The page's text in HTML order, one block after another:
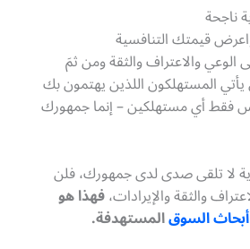
ناجحة
الوعي والاعتراف والثقة ومن ثمَ
يأتي المستهلكون اللذين يهتمون بك
فقط أي مستهلكين – إنما جمهورك
لا تلقى صدى لدى جمهورك، فلن
والثقة والإيرادات،فهذا هو
أبحاث السوقالمستهدفة.